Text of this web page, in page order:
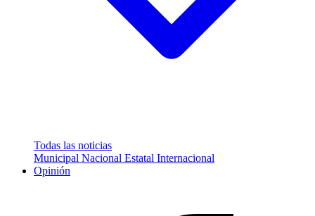
Todas las noticias
Municipal Nacional Estatal Internacional
Opinión